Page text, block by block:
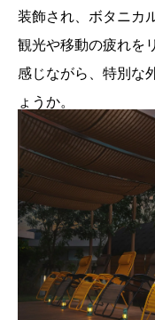
装飾され、ボタニカ
観光や移動の疲れを
感じながら、特別な
ょうか。